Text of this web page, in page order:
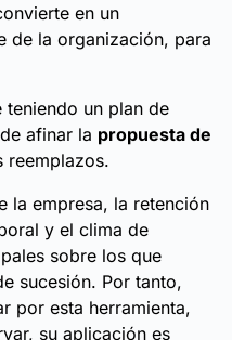
en un
de la organización, para
teniendo un plan de
afinar la propuesta de
reemplazos.
la empresa, la retención
y el clima de
sobre los que
sucesión. Por tanto,
por esta herramienta,
su aplicación es